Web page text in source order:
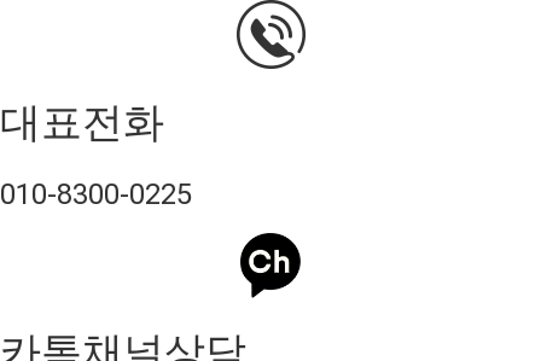
대표전화
010-8300-0225
카톡채널상담